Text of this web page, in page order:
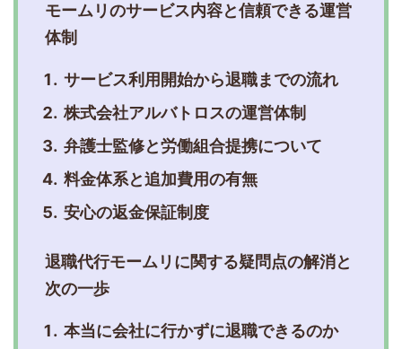
モームリのサービス内容と信頼できる運営
体制
サービス利用開始から退職までの流れ
株式会社アルバトロスの運営体制
弁護士監修と労働組合提携について
料金体系と追加費用の有無
安心の返金保証制度
退職代行モームリに関する疑問点の解消と
次の一歩
本当に会社に行かずに退職できるのか